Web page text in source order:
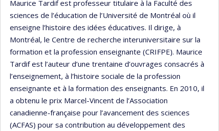
Maurice Tardif est professeur titulaire à la Faculté des
sciences de l’éducation de l’Université de Montréal où il
enseigne l’histoire des idées éducatives. Il dirige, à
Montréal, le Centre de recherche interuniversitaire sur la
formation et la profession enseignante (CRIFPE). Maurice
Tardif est l’auteur d’une trentaine d’ouvrages consacrés à
l’enseignement, à l’histoire sociale de la profession
enseignante et à la formation des enseignants. En 2010, il
a obtenu le prix Marcel-Vincent de l’Association
canadienne-française pour l’avancement des sciences
(ACFAS) pour sa contribution au développement des